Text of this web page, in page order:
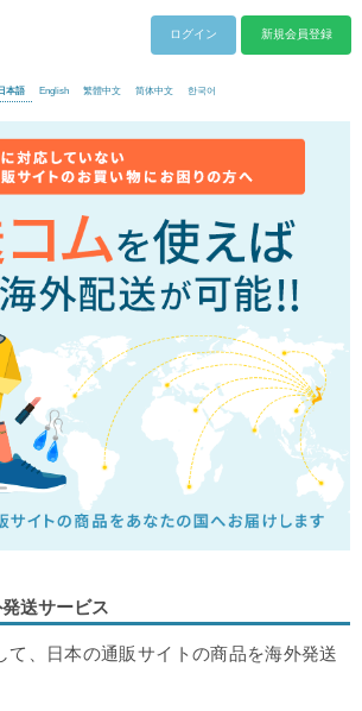
ログイン 新規会員登録
日本語 English 繁體中文 简体中文 한국어
送サービス
て、日本の通販サイトの商品を海外発送